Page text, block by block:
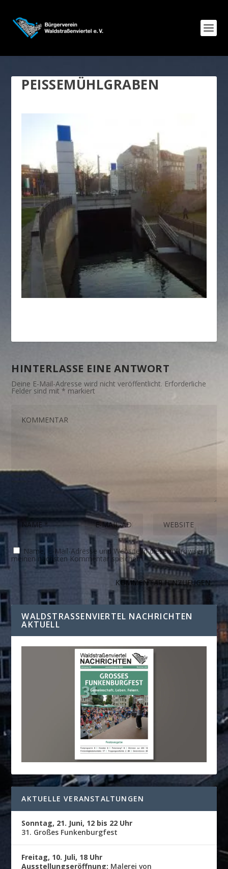
PEISSEMÜHLGRABEN
HINTERLASSE EINE ANTWORT
Deine E-Mail-Adresse wird nicht veröffentlicht. Erforderliche
Felder sind mit * markiert
Name, E-Mail-Adresse und Website in diesem Browser für
meinen nächsten Kommentar speichern.
WALDSTRASSENVIERTEL NACHRICHTEN A
KTUELL
AKTUELLE VERANSTALTUNGEN
Sonntag, 21. Juni, 12 bis 22 Uhr
31. Großes Funkenburgfest
Freitag, 10. Juli, 18 Uhr
Ausstellungseröffnung: Malerei von